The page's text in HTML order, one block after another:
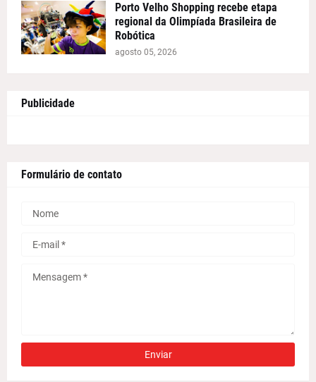
Porto Velho Shopping recebe etapa
regional da Olimpíada Brasileira de
Robótica
agosto 05, 2026
Publicidade
Formulário de contato